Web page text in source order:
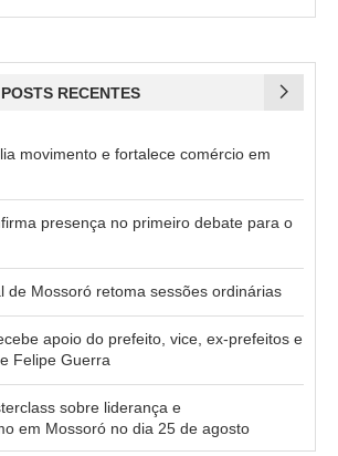
POSTS RECENTES
movimento e fortalece comércio em
presença no primeiro debate para o
de Mossoró retoma sessões ordinárias
apoio do prefeito, vice, ex-prefeitos e
Felipe Guerra
sobre liderança e
em Mossoró no dia 25 de agosto